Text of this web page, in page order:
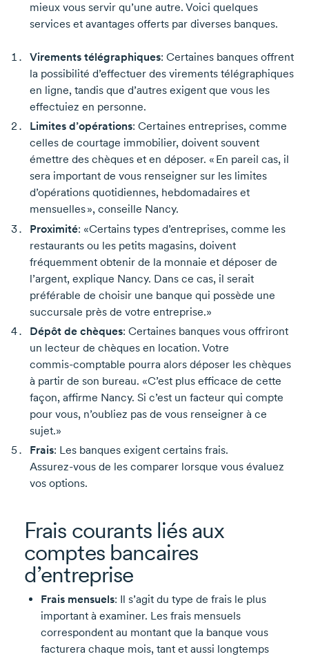
mieux vous servir qu’une autre. Voici quelques
services et avantages offerts par diverses banques.
Virements télégraphiques: Certaines banques offrent
la possibilité d’effectuer des virements télégraphiques
en ligne, tandis que d’autres exigent que vous les
effectuiez en personne.
Limites d’opérations: Certaines entreprises, comme
celles de courtage immobilier, doivent souvent
émettre des chèques et en déposer. « En pareil cas, il
sera important de vous renseigner sur les limites
d’opérations quotidiennes, hebdomadaires et
mensuelles », conseille Nancy.
Proximité: «Certains types d’entreprises, comme les
restaurants ou les petits magasins, doivent
fréquemment obtenir de la monnaie et déposer de
l’argent, explique Nancy. Dans ce cas, il serait
préférable de choisir une banque qui possède une
succursale près de votre entreprise.»
Dépôt de chèques: Certaines banques vous offriront
un lecteur de chèques en location. Votre
commis-comptable pourra alors déposer les chèques
à partir de son bureau. «C’est plus efficace de cette
façon, affirme Nancy. Si c’est un facteur qui compte
pour vous, n’oubliez pas de vous renseigner à ce
sujet.»
Frais: Les banques exigent certains frais.
Assurez-vousde les comparer lorsque vous évaluez
vos options.
Frais courants liés aux
comptes bancaires
d’entreprise
Frais mensuels: Il s’agit du type de frais le plus
important à examiner. Les frais mensuels
correspondent au montant que la banque vous
facturera chaque mois, tant et aussi longtemps